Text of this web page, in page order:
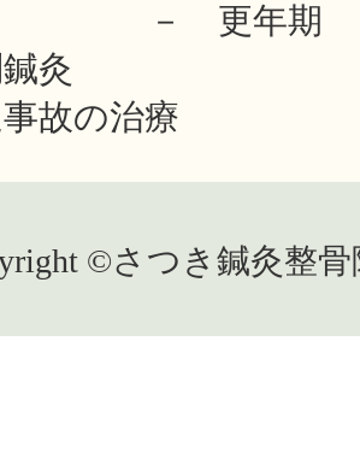
更年期
灸
故の治療
©さつき鍼灸整骨